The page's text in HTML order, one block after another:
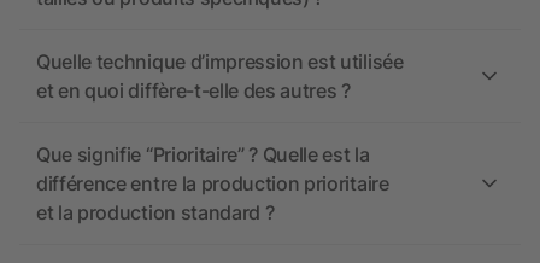
Quelle technique d’impression est utilisée
et en quoi diffère-t-elle des autres ?
Que signifie “Prioritaire” ? Quelle est la
différence entre la production prioritaire
et la production standard ?